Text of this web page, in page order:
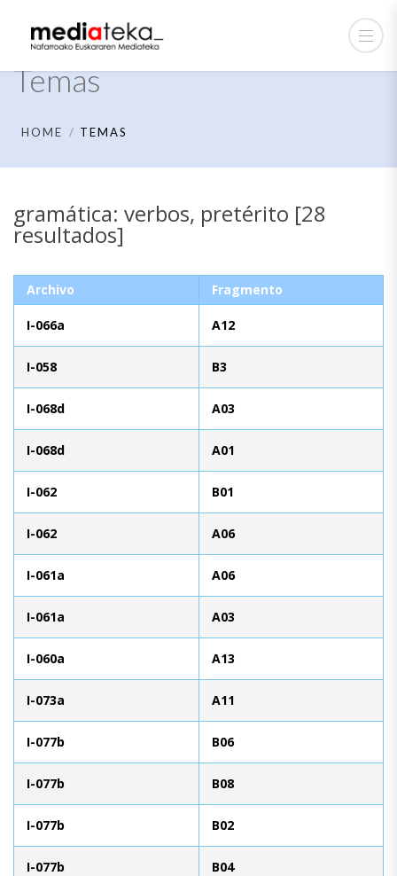
Temas
HOME TEMAS
gramática: verbos, pretérito [28
resultados]
Archivo Fragmento
I-066a A12
I-058 B3
I-068d A03
I-068d A01
I-062 B01
I-062 A06
I-061a A06
I-061a A03
I-060a A13
I-073a A11
I-077b B06
I-077b B08
I-077b B02
I-077b B04